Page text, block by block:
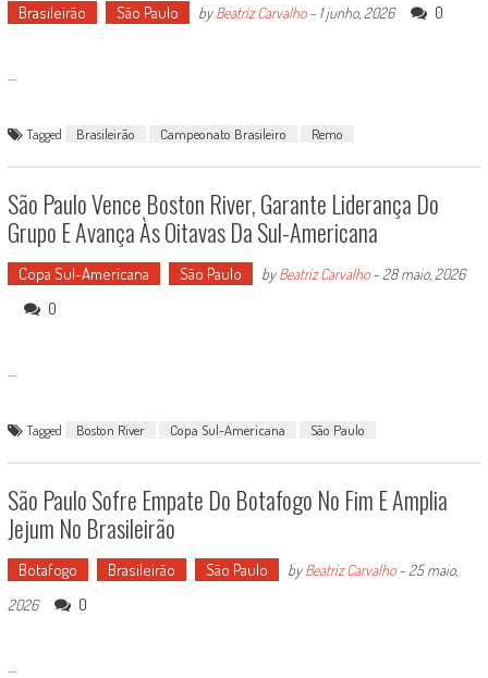
Brasileirão São Paulo byBeatriz Carvalho- 1 junho, 2026 0
...
Tagged Brasileirão Campeonato Brasileiro Remo
São Paulo Vence Boston River, Garante Liderança Do
Grupo E Avança Às Oitavas Da Sul-Americana
Copa Sul-Americana São Paulo byBeatriz Carvalho- 28 maio, 2026
0
...
Tagged Boston River Copa Sul-Americana São Paulo
São Paulo Sofre Empate Do Botafogo No Fim E Amplia
Jejum No Brasileirão
Botafogo Brasileirão São Paulo byBeatriz Carvalho- 25 maio,
2026
0
...